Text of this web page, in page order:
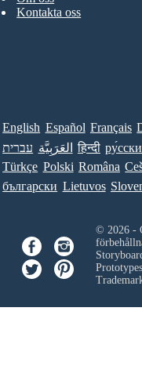
Kontakta oss
English Español Français
עברית العَرَبِيَّة हिन्दी
Türkçe Polski Româna
български Lietuvos
© 2026 -